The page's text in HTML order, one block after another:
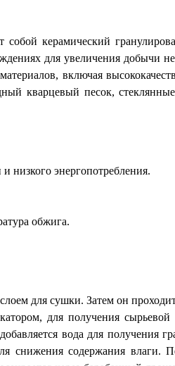
собой керамический
для увеличения добычи
включая
кварцевый песок,
низкого энергопотребления.
обжига.
для сушки. Затем он
для получения
вода для получения
снижения содержания влаги.